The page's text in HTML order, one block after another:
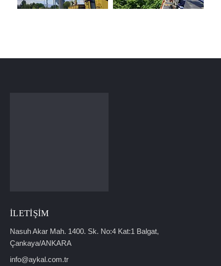
İLETIŞIM
Nasuh Akar Mah. 1400. Sk. No:4 Kat:1 Balgat,
Çankaya/ANKARA
info@aykal.com.tr